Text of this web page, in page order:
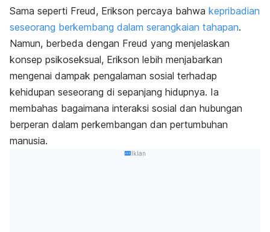
Sama seperti Freud, Erikson percaya bahwa kepribadian
seseorang berkembang dalam serangkaian tahapan.
Namun, berbeda dengan Freud yang menjelaskan
konsep psikoseksual, Erikson lebih menjabarkan
mengenai dampak pengalaman sosial terhadap
kehidupan seseorang di sepanjang hidupnya. Ia
membahas bagaimana interaksi sosial dan hubungan
berperan dalam perkembangan dan pertumbuhan
manusia.
Iklan